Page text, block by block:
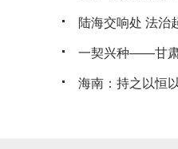
陆海交响处 法治
一契兴种——甘肃
海南：持之以恒